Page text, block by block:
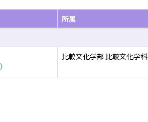
所属
比較文化学部 比較文化学科